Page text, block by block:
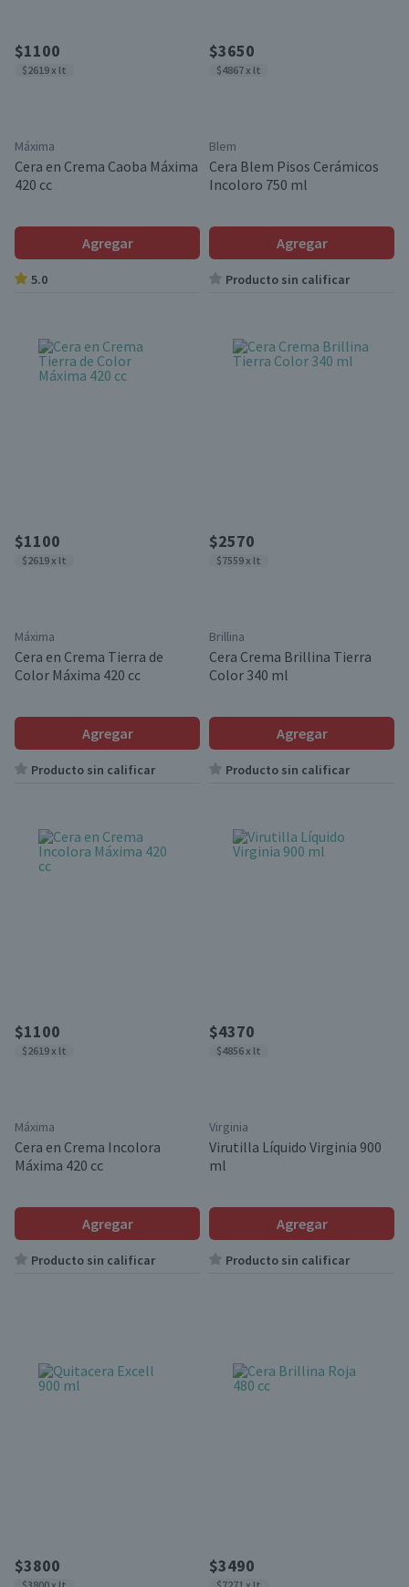
$1100
$2619 x lt
Máxima
Cera en Crema Caoba Máxima
420 cc
Agregar
5.0
$3650
$4867 x lt
Blem
Cera Blem Pisos Cerámicos
Incoloro 750 ml
Agregar
Producto sin calificar
$1100
$2619 x lt
Máxima
Cera en Crema Tierra de
Color Máxima 420 cc
Agregar
Producto sin calificar
$2570
$7559 x lt
Brillina
Cera Crema Brillina Tierra
Color 340 ml
Agregar
Producto sin calificar
$1100
$2619 x lt
Máxima
Cera en Crema Incolora
Máxima 420 cc
Agregar
Producto sin calificar
$4370
$4856 x lt
Virginia
Virutilla Líquido Virginia 900
ml
Agregar
Producto sin calificar
$3800 $3490